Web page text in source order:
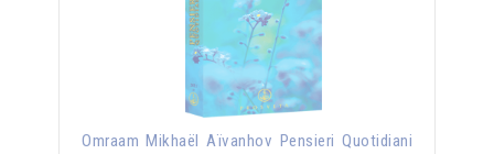
Omraam Mikhaël Aïvanhov Pensieri Quotidiani